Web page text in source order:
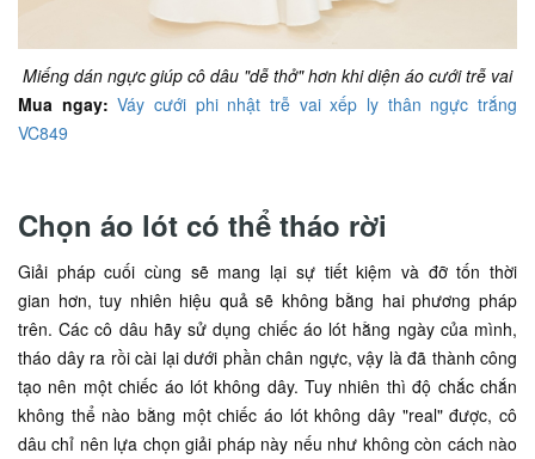
Miếng dán ngực giúp cô dâu "dễ thở" hơn khi diện áo cưới trễ vai
Mua ngay:Váy cưới phi nhật trễ vai xếp ly thân ngực trắng
VC849
Chọn áo lót có thể tháo rời
Giải pháp cuối cùng sẽ mang lại sự tiết kiệm và đỡ tốn thời
gian hơn, tuy nhiên hiệu quả sẽ không bằng hai phương pháp
trên. Các cô dâu hãy sử dụng chiếc áo lót hằng ngày của mình,
tháo dây ra rồi cài lại dưới phần chân ngực, vậy là đã thành công
tạo nên một chiếc áo lót không dây. Tuy nhiên thì độ chắc chắn
không thể nào bằng một chiếc áo lót không dây "real" được, cô
dâu chỉ nên lựa chọn giải pháp này nếu như không còn cách nào